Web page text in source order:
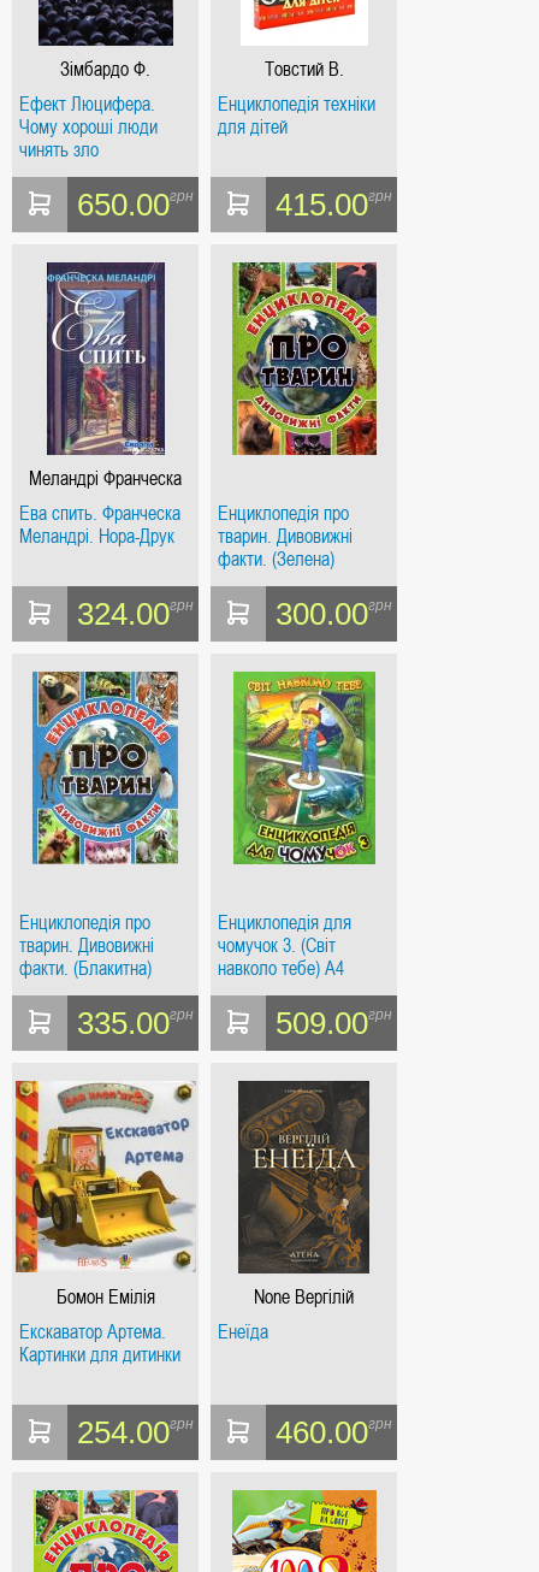
Зімбардо Ф.
Ефект Люцифера.
Чому хороші люди
чинять зло
650.00грн
Товстий В.
Енциклопедія техніки
для дітей
415.00грн
Меландрі Франческа
Ева спить. Франческа
Меландрі. Нора-Друк
324.00грн
Енциклопедія про
тварин. Дивовижні
факти. (Зелена)
300.00грн
Енциклопедія про
тварин. Дивовижні
факти. (Блакитна)
335.00грн
Енциклопедія для
чомучок 3. (Світ
навколо тебе) А4
(Зелена)
509.00грн
Бомон Емілія
Екскаватор Артема.
Картинки для дитинки
254.00грн
None Вергілій
Енеїда
460.00грн